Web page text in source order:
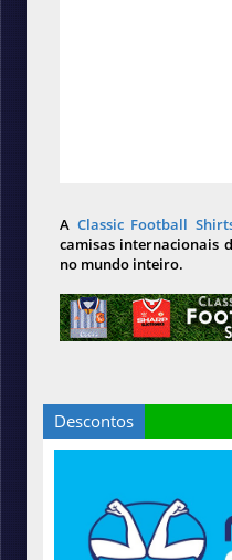
A Classic Football
camisas internacionais
no mundo inteiro.
Descontos